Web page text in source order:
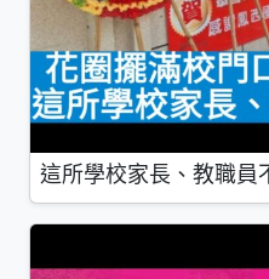
這所學校家長、教職員